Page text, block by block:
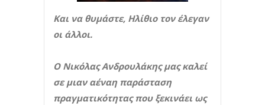
Και να θυμάστε, Ηλίθιο τον έλεγαν
οι άλλοι.
Ο Νικόλας Ανδρουλάκης μας καλεί
σε μιαν αέναη παράσταση
πραγματικότητας που ξεκινάει ως